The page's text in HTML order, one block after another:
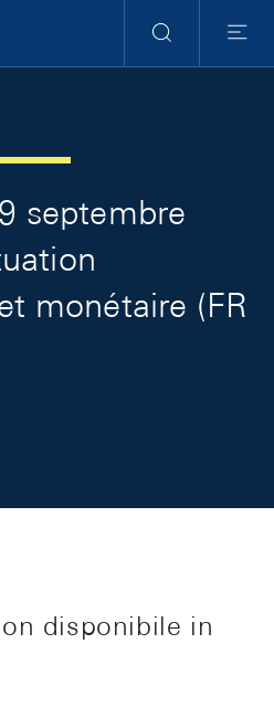
Ricerca
Menu
septembre
monétaire (FR
disponibile in